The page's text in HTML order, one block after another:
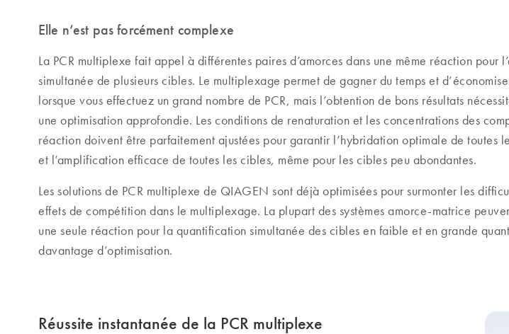
Elle n’est pas forcément complexe
La PCR multiplexe fait appel à différentes paires d’amorces dans une même réaction pour
simultanée de plusieurs cibles. Le multiplexage permet de gagner du temps et
lorsque vous effectuez un grand nombre de PCR, mais l’obtention de bons résultats
une optimisation approfondie. Les conditions de renaturation et les concentrations des
réaction doivent être parfaitement ajustées pour garantir l’hybridation optimale de toutes
et l’amplification efficace de toutes les cibles, même pour les cibles peu abondantes.
Les solutions de PCR multiplexe de QIAGEN sont déjà optimisées pour surmonter les
effets de compétition dans le multiplexage. La plupart des systèmes amorce-matrice
une seule réaction pour la quantification simultanée des cibles en faible et en grande
davantage d’optimisation.
Réussite instantanée de la PCR multiplexe